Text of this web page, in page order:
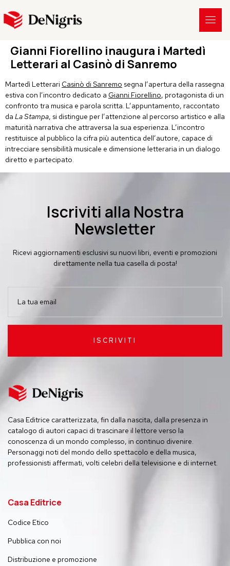
Gianni Fiorellino inaugura i Martedì
Letterari al Casinò di Sanremo
Martedì Letterari Casinò di Sanremo segna l’apertura della rassegna
estiva con l’incontro dedicato a Gianni Fiorellino, protagonista di un
confronto tra musica e parola scritta. L’appuntamento, raccontato
da La Stampa, si distingue per l’attenzione al percorso artistico e alla
maturità narrativa che attraversa la sua esperienza. L’incontro
restituisce al pubblico la cifra più autentica dell’autore, capace di
intrecciare sensibilità musicale e dimensione letteraria in un dialogo
diretto e partecipato.
Iscriviti alla Nostra
Newsletter
Ricevi aggiornamenti esclusivi su nuovi libri, eventi e promozioni
direttamente nella tua casella di posta!
ISCRIVITI
Casa Editrice caratterizzata, fin dalla nascita, dalla presenza in
catalogo di autori capaci di trascinare il lettore verso la
conoscenza di un mondo complesso, in continuo divenire.
Personaggi noti del mondo dello spettacolo e della musica,
professionisti affermati, volti celebri della televisione e di internet.
Casa Editrice
Codice Etico
Pubblica con noi
Distribuzione e promozione